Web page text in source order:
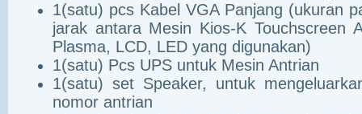
1(satu) pcs Kabel VGA Panjang (ukuran
jarak antara Mesin Kios-K Touchscreen
Plasma, LCD, LED yang digunakan)
1(satu) Pcs UPS untuk Mesin Antrian
1(satu) set Speaker, untuk
nomor antrian